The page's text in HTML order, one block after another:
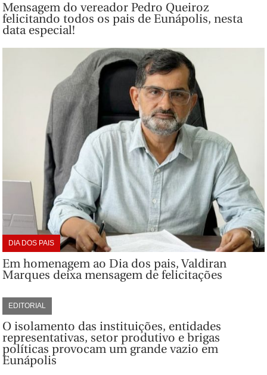
Mensagem do vereador Pedro Queiroz
felicitando todos os pais de Eunápolis, nesta
data especial!
DIA DOS PAIS
Em homenagem ao Dia dos pais, Valdiran
Marques deixa mensagem de felicitações
EDITORIAL
O isolamento das instituições, entidades
representativas, setor produtivo e brigas
políticas provocam um grande vazio em
Eunápolis